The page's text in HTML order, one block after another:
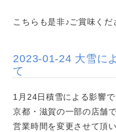
こちらも是非♪ご賞味くだ
2023-01-24 大雪に
て
1月24日積雪による影響で
京都・滋賀の一部の店舗で
営業時間を変更させて頂